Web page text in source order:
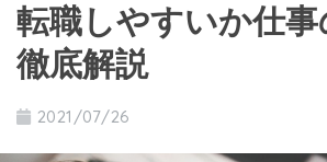
転職しやすいか仕事
徹底解説
2021/07/26